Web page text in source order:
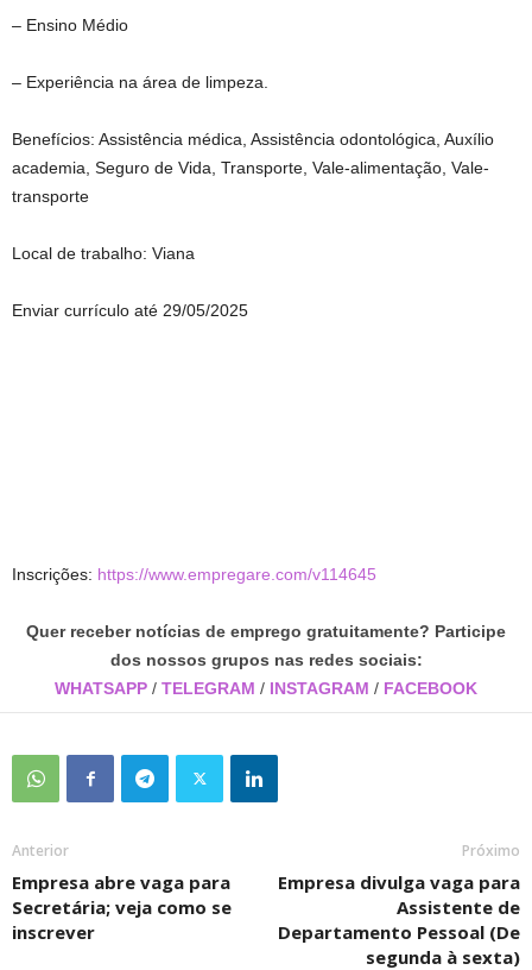
– Ensino Médio
– Experiência na área de limpeza.
Benefícios: Assistência médica, Assistência odontológica, Auxílio
academia, Seguro de Vida, Transporte, Vale-alimentação, Vale-
transporte
Local de trabalho: Viana
Enviar currículo até 29/05/2025
Inscrições: https://www.empregare.com/v114645
Quer receber notícias de emprego gratuitamente? Participe
dos nossos grupos nas redes sociais:
WHATSAPP / TELEGRAM / INSTAGRAM / FACEBOOK
Anterior
Empresa abre vaga para
Secretária; veja como se
inscrever
Próximo
Empresa divulga vaga para
Assistente de
Departamento Pessoal (De
segunda à sexta)